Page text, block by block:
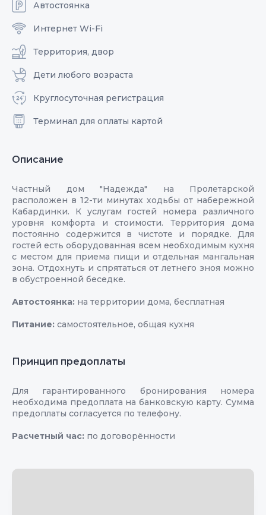
Автостоянка
Интернет Wi-Fi
Территория, двор
Дети любого возраста
Круглосуточная регистрация
Терминал для оплаты картой
Описание
Частный дом "Надежда" на Пролетарской
расположен в 12-ти минутах ходьбы от набережной
Кабардинки. К услугам гостей номера различного
уровня комфорта и стоимости. Территория дома
постоянно содержится в чистоте и порядке. Для
гостей есть оборудованная всем необходимым кухня
с местом для приема пищи и отдельная мангальная
зона. Отдохнуть и спрятаться от летнего зноя можно
в обустроенной беседке.
Автостоянка: на территории дома, бесплатная
Питание: самостоятельное, общая кухня
Принцип предоплаты
Для гарантированного бронирования номера
необходима предоплата на банковскую карту. Сумма
предоплаты согласуется по телефону.
Расчетный час: по договорённости